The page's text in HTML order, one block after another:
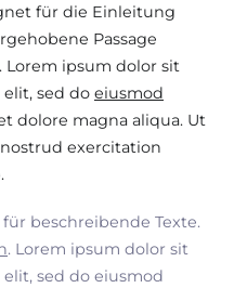
für die Einleitung
Passage
Lorem ipsum dolor sit
sed do eiusmod
dolore magna aliqua. Ut
exercitation
beschreibende Texte.
. Lorem ipsum dolor sit
sed do eiusmod